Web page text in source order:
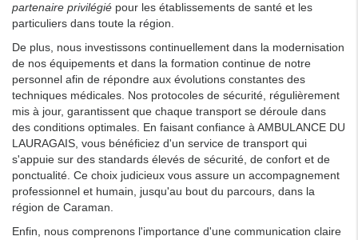
partenaire privilégié pour les établissements de santé et les
particuliers dans toute la région.
De plus, nous investissons continuellement dans la modernisation
de nos équipements et dans la formation continue de notre
personnel afin de répondre aux évolutions constantes des
techniques médicales. Nos protocoles de sécurité, régulièrement
mis à jour, garantissent que chaque transport se déroule dans
des conditions optimales. En faisant confiance à AMBULANCE DU
LAURAGAIS, vous bénéficiez d'un service de transport qui
s'appuie sur des standards élevés de sécurité, de confort et de
ponctualité. Ce choix judicieux vous assure un accompagnement
professionnel et humain, jusqu'au bout du parcours, dans la
région de Caraman.
Enfin, nous comprenons l'importance d'une communication claire